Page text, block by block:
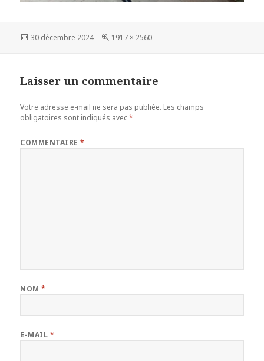
Publié
30 décembre 2024
Taille
1917 × 2560
Laisser un commentaire
Votre adresse e-mail ne sera pas publiée. Les champs
obligatoires sont indiqués avec*
COMMENTAIRE*
NOM*
E-MAIL *